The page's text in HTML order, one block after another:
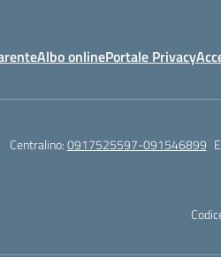
Albo onlinePortale Privacy
Centralino:0917525597-091546899